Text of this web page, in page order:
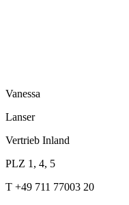
Vanessa
Lanser
Vertrieb Inland
PLZ 1, 4, 5
T +49 711 77003 20